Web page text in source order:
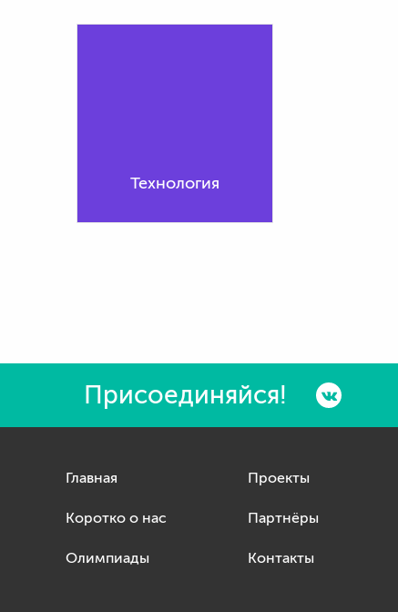
Технология
Присоединяйся!
Главная
Коротко о нас
Олимпиады
Проекты
Партнёры
Контакты